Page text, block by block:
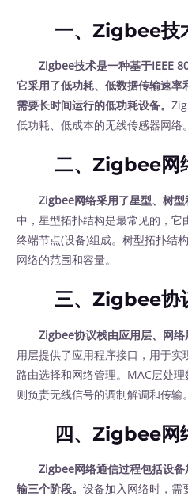
一、Zigbee技
Zigbee技术是一种基于IEEE
它采用了低功耗、低数据传输速
需要长时间运行的低功耗设备。
低功耗、低成本的无线传感器网络。
二、Zigbee网
Zigbee网络采用了星型、树
中，星型拓扑结构是最常见的，它
终端节点(设备)组成。树型拓扑结
网络的范围和容量。
三、Zigbee协
Zigbee协议栈由应用层、网络
用层提供了应用程序接口，用于
路由选择和网络管理。MAC层处
则负责无线信号的调制解调和传输。
四、Zigbee网
Zigbee网络通信过程包括设
输三个阶段。设备加入网络时，需